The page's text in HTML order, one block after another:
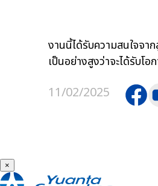
งานนี้ได้รับความสนใจจ
เป็นอย่างสูงว่าจะได้รับโ
11/02/2025
×